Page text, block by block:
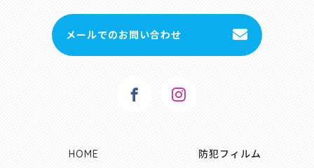
メールでのお問い合わせ
HOME 防犯フィルム